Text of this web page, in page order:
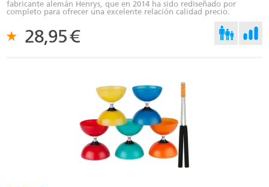
fabricante alemán Henrys, que en 2014 ha sido rediseñado por
completo para ofrecer una excelente relación calidad precio.
28,95€